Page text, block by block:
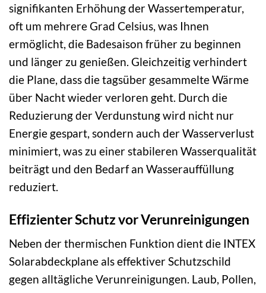
signifikanten Erhöhung der Wassertemperatur,
oft um mehrere Grad Celsius, was Ihnen
ermöglicht, die Badesaison früher zu beginnen
und länger zu genießen. Gleichzeitig verhindert
die Plane, dass die tagsüber gesammelte Wärme
über Nacht wieder verloren geht. Durch die
Reduzierung der Verdunstung wird nicht nur
Energie gespart, sondern auch der Wasserverlust
minimiert, was zu einer stabileren Wasserqualität
beiträgt und den Bedarf an Wasserauffüllung
reduziert.
Effizienter Schutz vor Verunreinigungen
Neben der thermischen Funktion dient die INTEX
Solarabdeckplane als effektiver Schutzschild
gegen alltägliche Verunreinigungen. Laub, Pollen,